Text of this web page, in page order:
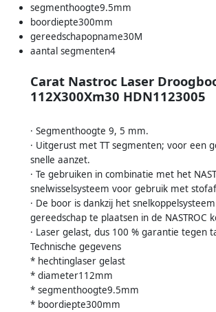
segmenthoogte9.5mm
boordiepte300mm
gereedschapopname30M
aantal segmenten4
Carat Nastroc Laser
112X300Xm30 HDN1123005
· Segmenthoogte 9, 5 mm.
· Uitgerust met TT segmenten; voor een
snelle aanzet.
· Te gebruiken in combinatie met het
snelwisselsysteem voor gebruik met
· De boor is dankzij het
gereedschap te plaatsen in de NASTROC
· Laser gelast, dus 100 % garantie tegen
Technische gegevens
* hechtinglaser gelast
* diameter112mm
* segmenthoogte9.5mm
* boordiepte300mm